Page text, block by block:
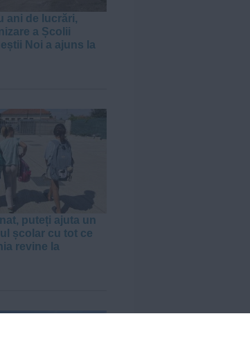
ani de lucrări,
a Școlii
Noi a ajuns la
puteți ajuta un
școlar cu tot ce
revine la